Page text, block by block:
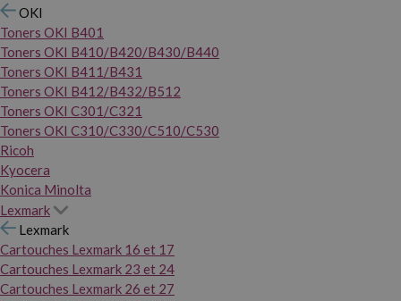
OKI
Toners OKI B401
Toners OKI B410/B420/B430/B440
Toners OKI B411/B431
Toners OKI B412/B432/B512
Toners OKI C301/C321
Toners OKI C310/C330/C510/C530
Ricoh
Kyocera
Konica Minolta
Lexmark
Lexmark
Cartouches Lexmark 16 et 17
Cartouches Lexmark 23 et 24
Cartouches Lexmark 26 et 27